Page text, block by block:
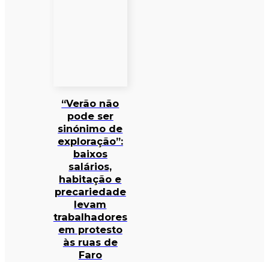
“Verão não
pode ser
sinónimo de
exploração”:
baixos
salários,
habitação e
precariedade
levam
trabalhadores
em protesto
às ruas de
Faro